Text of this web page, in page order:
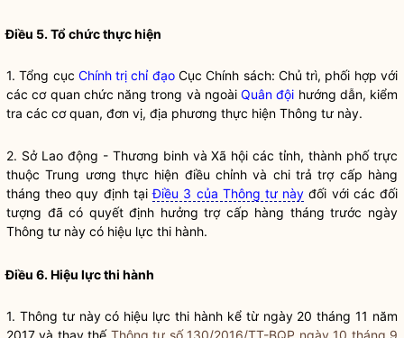
Điều 5. Tổ chức thực hiện
1. Tổng cục Chính trị chỉ đạoCục Chính sách: Chủ trì, phối hợp với
các cơ quan chức năng trong và ngoài Quân đội hướng dẫn, kiểm
tra các cơ quan, đơn vị, địa phương thực hiện Thông tư này.
2. Sở Lao động - Thương binh và Xã hội các tỉnh, thành phố trực
thuộc Trung ương thực hiện điều chỉnh và chi trả trợ cấp hàng
tháng theo quy định tạiĐiều 3 của Thông tư này đối với các đối
tượng đã có quyết định hưởng trợ cấp hàng tháng trước ngày
Thông tư này có hiệu lực thi hành.
Điều 6. Hiệu lực thi hành
1. Thông tư này có hiệu lực thi hành kể từ ngày 20 tháng 11 năm
2017 và thay thế Thông tư số 130/2016/TT-BQP ngày 10 tháng 9